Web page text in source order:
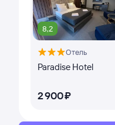
8,2
Отель
Paradise Hotel
2 ⁠900 ⁠₽